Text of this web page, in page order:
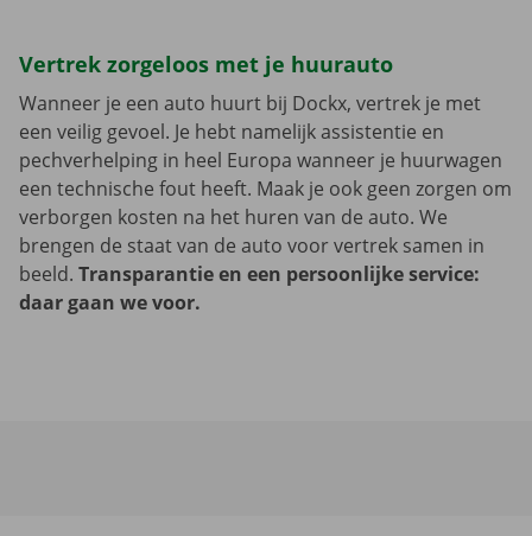
Vertrek zorgeloos met je huurauto
Wanneer je een auto huurt bij Dockx, vertrek je met
een veilig gevoel. Je hebt namelijk assistentie en
pechverhelping in heel Europa wanneer je huurwagen
een technische fout heeft. Maak je ook geen zorgen om
verborgen kosten na het huren van de auto. We
brengen de staat van de auto voor vertrek samen in
beeld. Transparantie en een persoonlijke service:
daar gaan we voor.